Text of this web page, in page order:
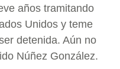
años tramitando
Unidos y teme
detenida. Aún no
Núñez González.